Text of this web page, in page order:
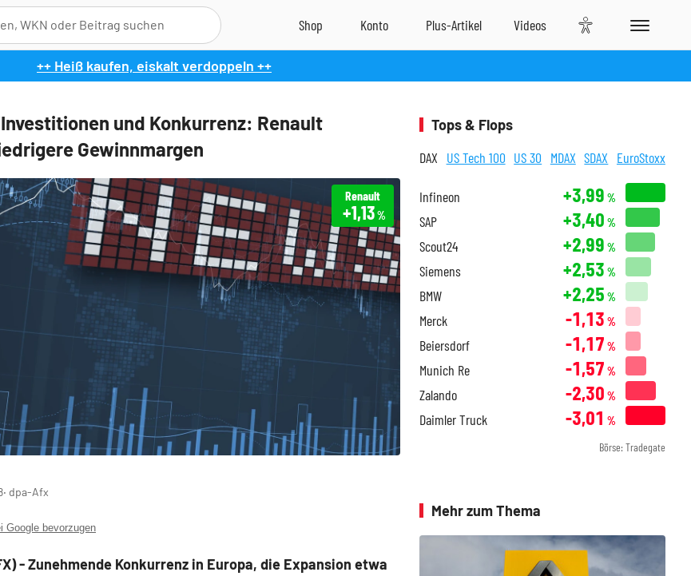
++ Heiß kaufen, eiskalt verdoppeln ++
Investitionen und Konkurrenz: Renault
Gewinnmargen
Renault
+1,13%
‧ dpa-Afx
Google bevorzugen
- Zunehmende Konkurrenz in Europa, die Expansion etwa
Tops & Flops
DAX US Tech 100 US 30 MDAX SDAX EuroStoxx
Infineon +3,99 %
SAP +3,40 %
Scout24 +2,99 %
Siemens +2,53 %
BMW +2,25 %
Merck -1,13 %
Beiersdorf -1,17 %
Munich Re -1,57 %
Zalando -2,30 %
Daimler Truck -3,01 %
Börse: Tradegate
Mehr zum Thema